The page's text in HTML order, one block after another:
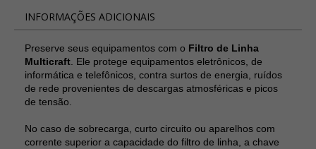
INFORMAÇÕES ADICIONAIS
Preserve seus equipamentos com o Filtro de Linha
Multicraft . Ele protege equipamentos eletrônicos, de
informática e telefônicos, contra surtos de energia, ruídos
de rede provenientes de descargas atmosféricas e picos
de tensão.
No caso de sobrecarga, curto circuito ou aparelhos com
corrente superior a capacidade do filtro de linha, a chave